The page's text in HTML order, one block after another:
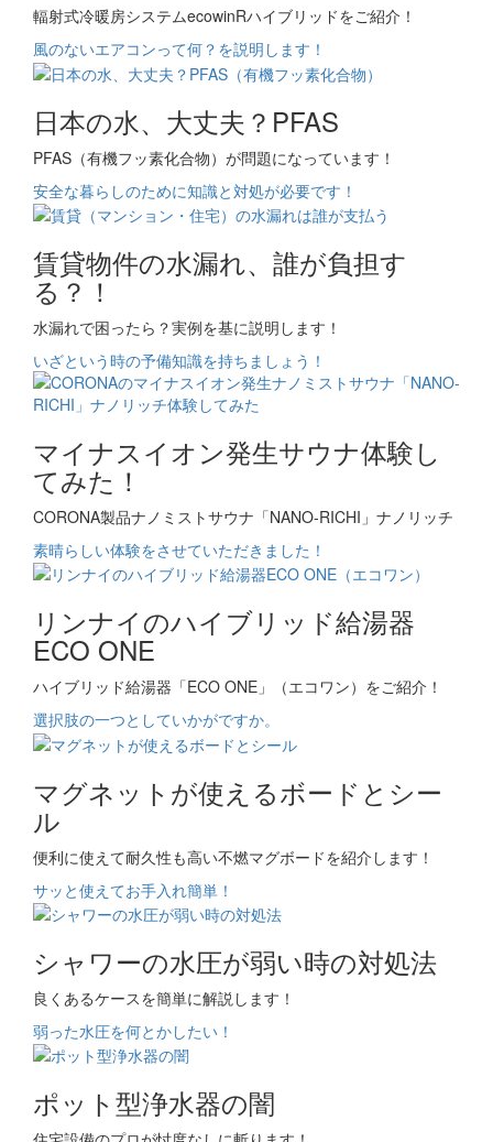
輻射式冷暖房システムecowinRハイブリッドをご紹介！
風のないエアコンって何？を説明します！
日本の水、大丈夫？PFAS
PFAS（有機フッ素化合物）が問題になっています！
安全な暮らしのために知識と対処が必要です！
賃貸物件の水漏れ、誰が負担す
る？！
水漏れで困ったら？実例を基に説明します！
いざという時の予備知識を持ちましょう！
マイナスイオン発生サウナ体験し
てみた！
CORONA製品ナノミストサウナ「NANO-RICHI」ナノリッチ
素晴らしい体験をさせていただきました！
リンナイのハイブリッド給湯器
ECO ONE
ハイブリッド給湯器「ECO ONE」（エコワン）をご紹介！
選択肢の一つとしていかがですか。
マグネットが使えるボードとシー
ル
便利に使えて耐久性も高い不燃マグボードを紹介します！
サッと使えてお手入れ簡単！
シャワーの水圧が弱い時の対処法
良くあるケースを簡単に解説します！
弱った水圧を何とかしたい！
ポット型浄水器の闇